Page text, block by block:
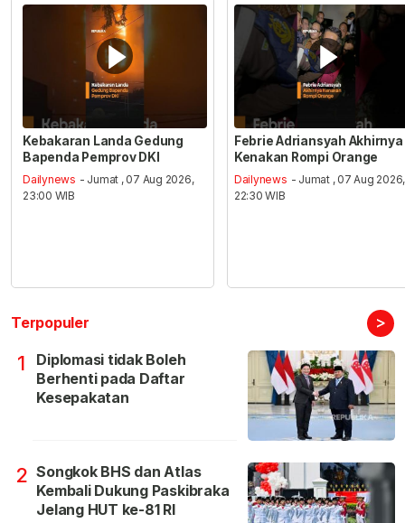
Kebakaran Landa Gedung
Bapenda Pemprov DKI
Dailynews - Jumat , 07 Aug 2026,
23:00 WIB
Febrie Adriansyah Akhirnya
Kenakan Rompi Orange
Dailynews - Jumat , 07 Aug 2026,
22:30 WIB
Terpopuler >
1
Diplomasi tidak Boleh
Berhenti pada Daftar
Kesepakatan
2 Songkok BHS dan Atlas
Kembali Dukung Paskibraka
Jelang HUT ke-81 RI